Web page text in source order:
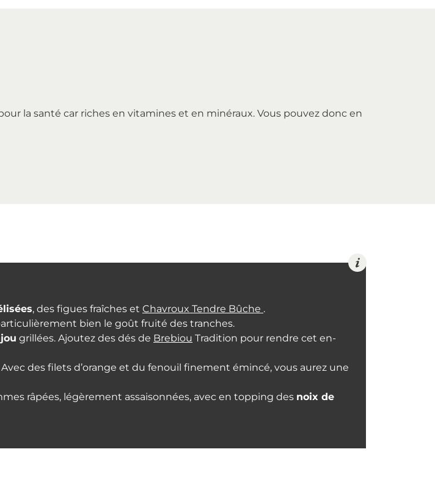
la santé car riches en vitamines et en minéraux. Vous pouvez donc en
, des figues fraîches et Chavroux Tendre Bûche .
bien le goût fruité des tranches.
grillées. Ajoutez des dés de Brebiou Tradition pour rendre cet en-
Avec des filets d’orange et du fenouil finement émincé, vous aurez une
râpées, légèrement assaisonnées, avec en topping des noix de